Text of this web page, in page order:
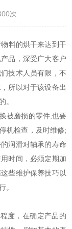
次
料的烘干来达到干
品，深受广大客户
技术人员有限，不
所以对于该设备出
。
被磨损的零件;也要
机检查，及时维修;
润滑对轴承的寿命
时间，必须定期加
些维护保养技巧以
。
度，在确定产品的